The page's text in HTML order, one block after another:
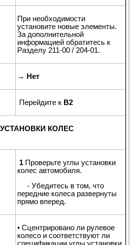
При необходимости
установите новые элементы.
За дополнительной
информацией обратитесь к
Разделу 211-00 / 204-01.
→ Нет
Перейдите к B2
КОЛЕС
1 Проверьте углы установки
колес автомобиля.
- Убедитесь в том, что
передние колеса развернуты
прямо вперед.
• Сцентрировано ли рулевое
колесо и соответствуют ли
спецификации углы установки